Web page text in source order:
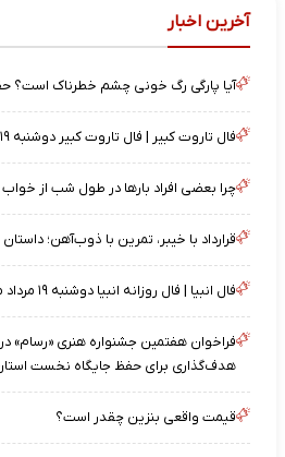
آخرین اخبار
آیا پارگی رگ خونی چشم خطرناک است؟
فال تاروت کبیر | فال تاروت کبیر دوشنبه ۱۹ مرداد ماه ۱۴۰۵
چرا بعضی افراد بارها در طول شب از
قرارداد با خیبر، تمرین با ذوب‌آهن؛
فال انبیا | فال روزانه انبیا دوشنبه ۱۹ مرداد ماه ۱۴۰۵
فراخوان هفتمین جشنواره هنری «رسام»
هدف‌گذاری برای حفظ جایگاه نخست استان
قیمت واقعی بنزین چقدر است؟